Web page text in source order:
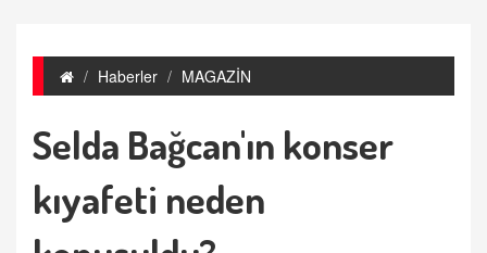
Haberler MAGAZİN
Selda Bağcan'ın konser
kıyafeti neden